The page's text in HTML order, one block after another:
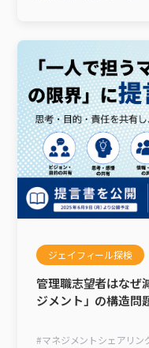
ジェイフィール探検
管理職志望者はなぜ
ジメント」の構造問
#マネジメントシェアリン